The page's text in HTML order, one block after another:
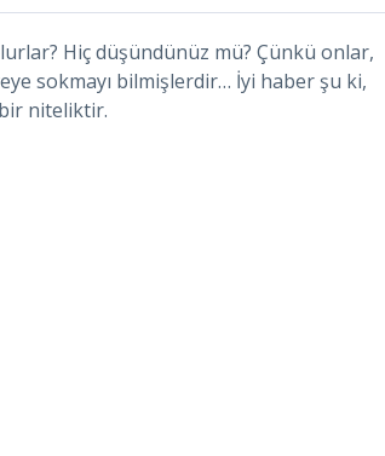
Hiç düşündünüz mü? Çünkü onlar,
sokmayı bilmişlerdir… İyi haber şu ki,
niteliktir.